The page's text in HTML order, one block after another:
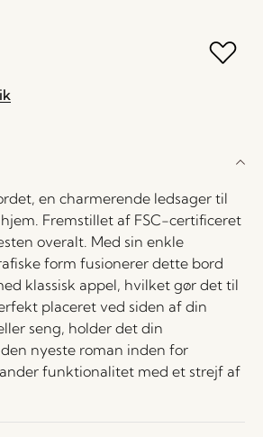
en charmerende ledsager til
Fremstillet af FSC-certificeret
overalt. Med sin enkle
form fusionerer dette bord
klassisk appel, hvilket gør det til
placeret ved siden af din
seng, holder det din
nyeste roman inden for
funktionalitet med et strejf af